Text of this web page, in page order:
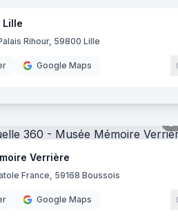
lasergame
Lille
Rihour, 59800 Lille
Google Maps
Verrière
France, 59168 Boussois
Google Maps